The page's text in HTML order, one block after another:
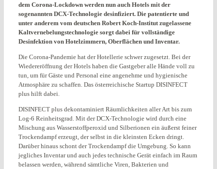
dem Corona-Lockdown werden nun auch Hotels mit der
sogenannten DCX-Technologie desinfiziert. Die patentierte und
unter anderem vom deutschen Robert Koch-Institut zugelassene
Kaltvernebelungstechnologie sorgt dabei für vollständige
Desinfektion von Hotelzimmern, Oberflächen und Inventar.
Die Corona-Pandemie hat der Hotellerie schwer zugesetzt. Bei der
Wiedereröffnung der Hotels haben die Gastgeber alle Hände voll zu
tun, um für Gäste und Personal eine angenehme und hygienische
Atmosphäre zu schaffen. Das österreichische Startup DISINFECT
plus hilft dabei.
DISINFECT plus dekontaminiert Räumlichkeiten aller Art bis zum
Log-6 Reinheitsgrad. Mit der DCX-Technologie wird durch eine
Mischung aus Wasserstoffperoxid und Silberionen ein äußerst feiner
Trockendampf erzeugt, der selbst in die kleinsten Ecken dringt.
Darüber hinaus schont der Trockendampf die Umgebung. So kann
jegliches Inventar und auch jedes technische Gerät einfach im Raum
belassen werden, während sämtliche Viren, Bakterien und